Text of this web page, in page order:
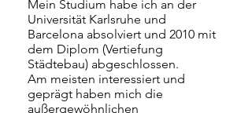
Mein Studium habe ich an der
Universität Karlsruhe und
Barcelona absolviert und 2010 mit
dem Diplom (Vertiefung
Städtebau) abgeschlossen.
Am meisten interessiert und
geprägt haben mich die
außergewöhnlichen